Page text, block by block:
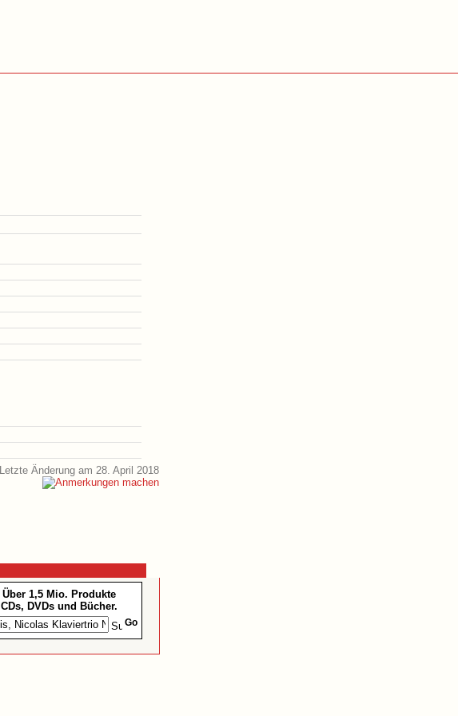
Letzte Änderung am 28. April 2018
Über 1,5 Mio. Produkte
CDs, DVDs und Bücher.
Go